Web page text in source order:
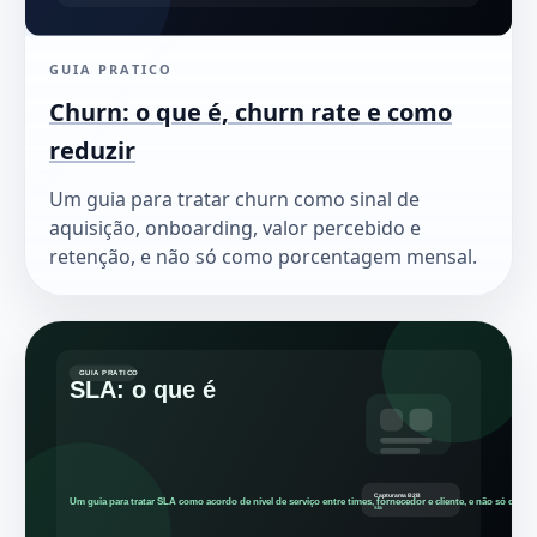
GUIA PRATICO
Churn: o que é, churn rate e como
reduzir
Um guia para tratar churn como sinal de
aquisição, onboarding, valor percebido e
retenção, e não só como porcentagem mensal.